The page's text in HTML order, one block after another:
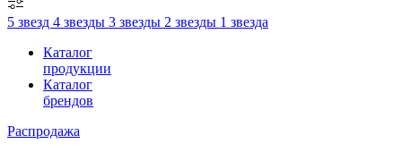
5 звезд 4 звезды 3 звезды 2 звезды 1 звезда
Каталог
продукции
Каталог
брендов
Распродажа